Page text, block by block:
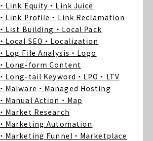
・Link Equity ・Link Juice
・Link Profile ・Link Reclamation
・List Building ・Local Pack
・Local SEO ・Localization
・Log File Analysis ・Logo
・Long-form Content
・Long-tail Keyword ・LPO ・LTV
・Malware ・Managed Hosting
・Manual Action ・Map
・Market Research
・Marketing Automation
・Marketing Funnel ・Marketplace